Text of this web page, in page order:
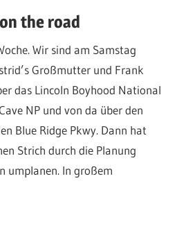
the road
Wir sind am Samstag
Großmutter und Frank
das Lincoln Boyhood National
NP und von da über den
Blue Ridge Pkwy. Dann hat
Strich durch die Planung
umplanen. In großem